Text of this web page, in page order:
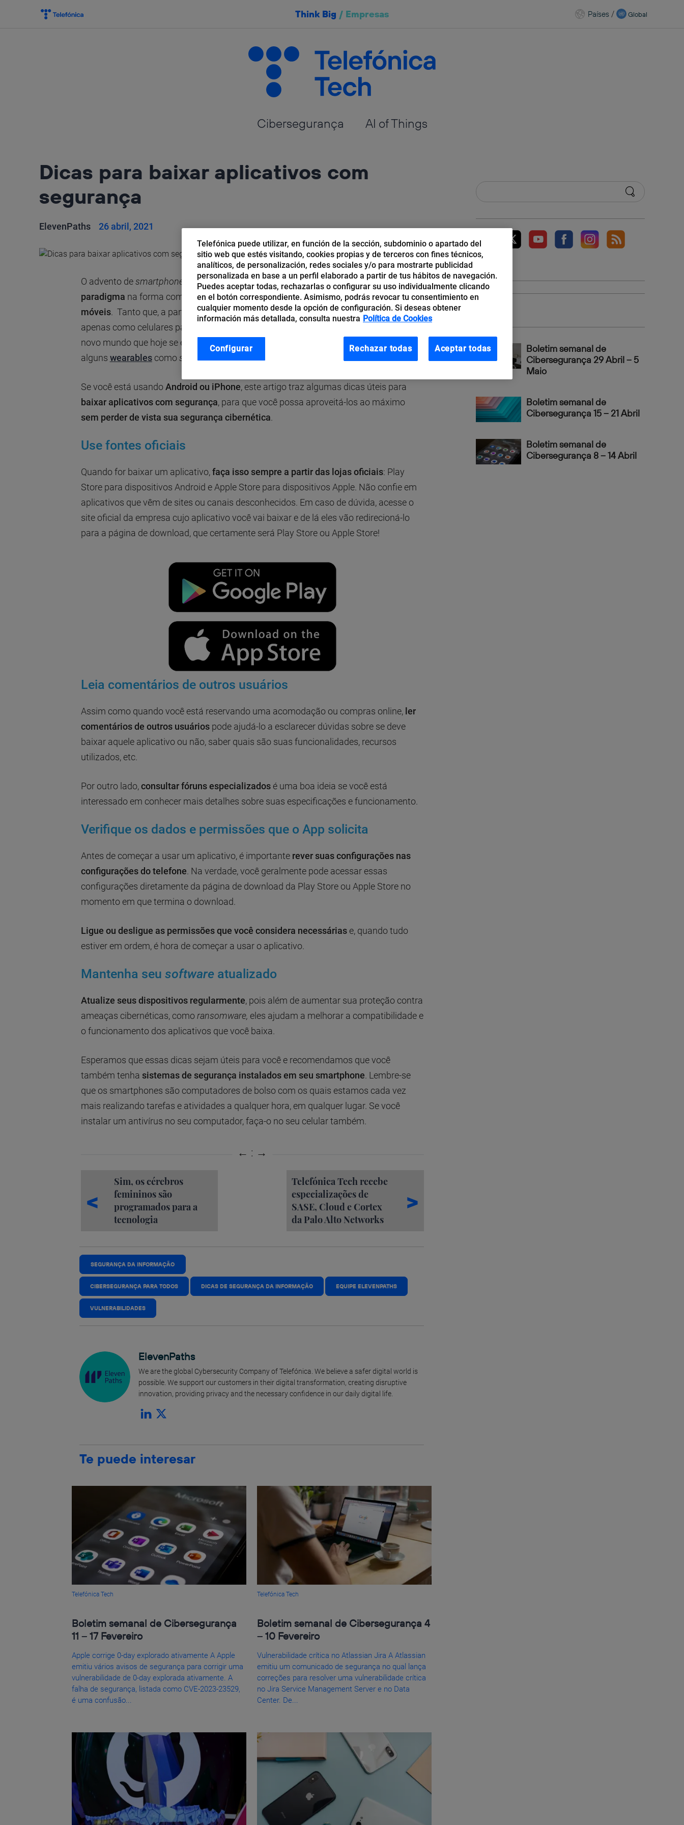
Think Big / Empresas Países / Global
Cibersegurança AI of Things
Dicas para baixar aplicativos com
segurança
ElevenPaths 26 abril, 2021
O advento desmartphones ou telefones celulares inteligentes, foi umamudança de
paradigma na forma como o conteúdo é usado e consumidoatravés de dispositivos
móveis. Tanto que, a partir daquele momento, estes passaram de serem concebidos
apenas como celulares para computadores de bolso reais. Essa revolução abriu um
novo mundo que hoje se estende a outros dispositivos como
tablets,TVs e até mesmo
alguns wearablescomosmartwatches.
Se você está usandoAndroid ou iPhone, este artigo traz algumas dicas úteis para
baixar aplicativos com segurança, para que você possa aproveitá-los ao máximo
sem perder de vista sua segurança cibernética.
Use fontes oficiais
Quando for baixar um aplicativo,faça isso sempre a partir das lojas oficiais: Play
Store para dispositivos Android e Apple Store para dispositivos Apple. Não confie em
aplicativos que vêm de sites ou canais desconhecidos. Em caso de dúvida, acesse o
site oficial da empresa cujo aplicativo você vai baixar e de lá eles vão redirecioná-lo
para a página de download, que certamente será Play Store ou Apple Store!
Leia comentários de outros usuários
Assim como quando você está reservando uma acomodação ou compras online, ler
comentários de outros usuários pode ajudá-lo a esclarecer dúvidas sobre se deve
baixar aquele aplicativo ou não, saber quais são suas funcionalidades, recursos
utilizados, etc.
Por outro lado,consultar fóruns especializadosé uma boa ideia se você está
interessado em conhecer mais detalhes sobre suas especificações e funcionamento.
Verifique os dados e permissões que o App solicita
Antes de começar a usar um aplicativo, é importante rever suas configurações nas
configurações do telefone. Na verdade, você geralmente pode acessar essas
configurações diretamente da página de download da Play Store ou Apple Store no
momento em que termina o download.
Ligue ou desligue as permissões que você considera necessárias e, quando tudo
estiver em ordem, é hora de começar a usar o aplicativo.
Mantenha seu software atualizado
Atualize seus dispositivos regularmente, pois além de aumentar sua proteção contra
ameaças cibernéticas, comoransomware, eles ajudam a melhorar a compatibilidade e
o funcionamento dos aplicativos que você baixa.
Esperamos que essas dicas sejam úteis para você e recomendamos que você
também tenha sistemas de segurança instalados em seu smartphone. Lembre-se
que os smartphones são computadores de bolso com os quais estamos cada vez
mais realizando tarefas e atividades a qualquer hora, em qualquer lugar. Se você
instalar um antivírus no seu computador, faça-o no seu celular também.
Sim, os cérebros
femininos são
programados para a
tecnologia
Telefónica Tech recebe
especializações de
SASE, Cloud e Cortex
da Palo Alto Networks
SEGURANÇA DA INFORMAÇÃO
CIBERSEGURANÇA PARA TODOS DICAS DE SEGURANÇA DA INFORMAÇÃO EQUIPE ELEVENPATHS
VULNERABILIDADES
ElevenPaths
We are the global Cybersecurity Company of Telefónica. We believe a safer digital world is
possible. We support our customers in their digital transformation, creating disruptive
innovation, providing privacy and the necessary confidence in our daily digital life.
Te puede interesar
Telefónica Tech
Boletim semanal de Cibersegurança
11 – 17 Fevereiro
Apple corrige 0-day explorado ativamente A Apple
emitiu vários avisos de segurança para corrigir uma
vulnerabilidade de 0-day explorada ativamente. A
falha de segurança, listada como CVE-2023-23529,
é uma confusão...
Telefónica Tech
Boletim semanal de Cibersegurança 4
– 10 Fevereiro
Vulnerabilidade crítica no Atlassian Jira A Atlassian
emitiu um comunicado de segurança no qual lança
correções para resolver uma vulnerabilidade crítica
no Jira Service Management Server e no Data
Center. De...
Boletim semanal de
Cibersegurança 29 Abril – 5
Maio
Boletim semanal de
Cibersegurança 15 – 21 Abril
Boletim semanal de
Cibersegurança 8 – 14 Abril
Telefónica puede utilizar, en función de la sección, subdominio o apartado del
sitio web que estés visitando, cookies propias y de terceros con fines técnicos,
analíticos, de personalización, redes sociales y/o para mostrarte publicidad
personalizada en base a un perfil elaborado a partir de tus hábitos de navegación.
Puedes aceptar todas, rechazarlas o configurar su uso individualmente clicando
en el botón correspondiente. Asimismo, podrás revocar tu consentimiento en
cualquier momento desde la opción de configuración. Si deseas obtener
información más detallada, consulta nuestra Política de Cookies
Rechazar todas Aceptar todas
Configurar